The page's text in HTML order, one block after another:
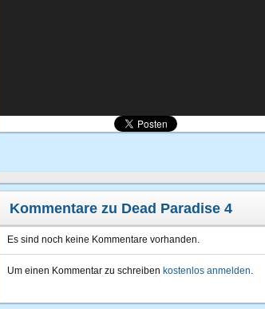
Kommentare zu Dead Paradise 4
Es sind noch keine Kommentare vorhanden.
Um einen Kommentar zu schreiben kostenlos anmelden.